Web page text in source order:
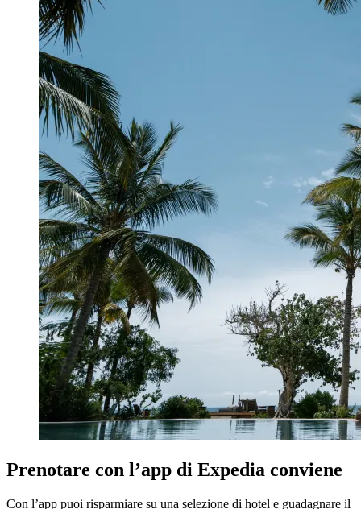
Prenotare con l’app di Expedia conviene
Con l’app puoi risparmiare su una selezione di hotel e guadagnare il